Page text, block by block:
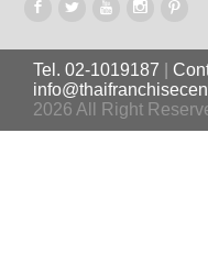
Tel. 02-1019187
2026 All Right